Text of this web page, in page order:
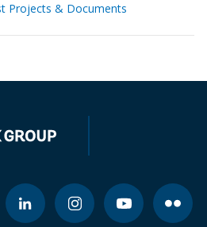
Projects & Documents